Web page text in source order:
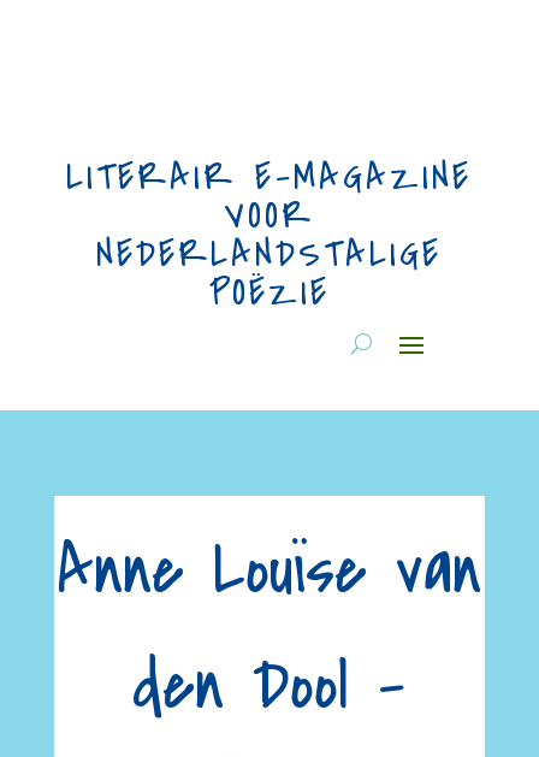
LITERAIR E-MAGAZINE
VOOR
NEDERLANDSTALIGE
POËZIE
Anne Louïse van
den Dool –